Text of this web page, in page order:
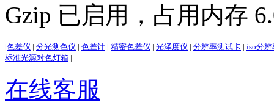
Gzip 已启用，占用内存
|色差仪 | 分光测色仪 | 色差计 | 精密色差仪 | 光泽度仪 | 分辨率测试卡 | iso分
标准光源对色灯箱 |
在线客服